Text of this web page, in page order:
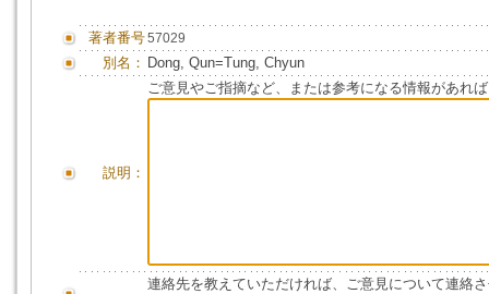
著者番号57029
別名： Dong, Qun=Tung, Chyun
説明：
ご意見やご指摘など、または参考になる情報があれ
連絡先を教えていただければ、ご意見について連絡